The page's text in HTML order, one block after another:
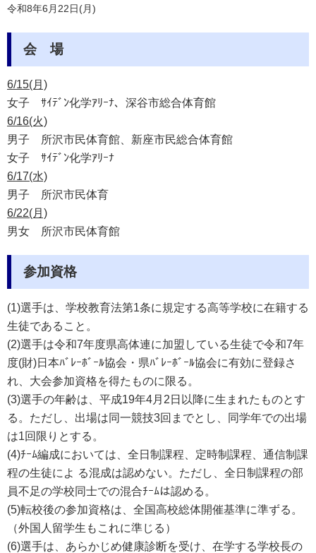
令和8年6月22日(月)
会 場
6/15(月)
女子 ｻｲﾃﾞﾝ化学ｱﾘｰﾅ、深谷市総合体育館
6/16(火)
男子 所沢市民体育館、新座市民総合体育館
女子 ｻｲﾃﾞﾝ化学ｱﾘｰﾅ
6/17(水)
男子 所沢市民体育
6/22(月)
男女 所沢市民体育館
参加資格
(1)選手は、学校教育法第1条に規定する高等学校に在籍する
生徒であること。
(2)選手は令和7年度県高体連に加盟している生徒で令和7年
度(財)日本ﾊﾞﾚｰﾎﾞｰﾙ協会・県ﾊﾞﾚｰﾎﾞｰﾙ協会に有効に登録さ
れ、大会参加資格を得たものに限る。
(3)選手の年齢は、平成19年4月2日以降に生まれたものとす
る。ただし、出場は同一競技3回までとし、同学年での出場
は1回限りとする。
(4)ﾁｰﾑ編成においては、全日制課程、定時制課程、通信制課
程の生徒によ る混成は認めない。ただし、全日制課程の部
員不足の学校同士での混合ﾁｰﾑは認める。
(5)転校後の参加資格は、全国高校総体開催基準に準ずる。
（外国人留学生もこれに準じる）
(6)選手は、あらかじめ健康診断を受け、在学する学校長の